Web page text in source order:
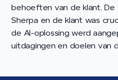
behoeften van de klant. De
Sherpa en de klant was
de AI-oplossing werd
uitdagingen en doelen van